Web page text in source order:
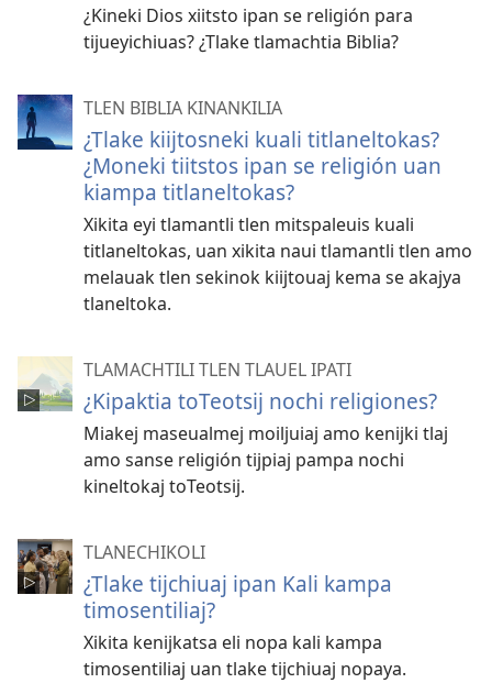
¿Kineki Dios xiitsto ipan se religión para
tijueyichiuas? ¿Tlake tlamachtia Biblia?
TLEN BIBLIA KINANKILIA
¿Tlake kiijtosneki kuali titlaneltokas?
¿Moneki tiitstos ipan se religión uan
kiampa titlaneltokas?
Xikita eyi tlamantli tlen mitspaleuis kuali
titlaneltokas, uan xikita naui tlamantli tlen amo
melauak tlen sekinok kiijtouaj kema se akajya
tlaneltoka.
TLAMACHTILI TLEN TLAUEL IPATI
¿Kipaktia toTeotsij nochi religiones?
Miakej maseualmej moiljuiaj amo kenijki tlaj
amo sanse religión tijpiaj pampa nochi
kineltokaj toTeotsij.
TLANECHIKOLI
¿Tlake tijchiuaj ipan Kali kampa
timosentiliaj?
Xikita kenijkatsa eli nopa kali kampa
timosentiliaj uan tlake tijchiuaj nopaya.